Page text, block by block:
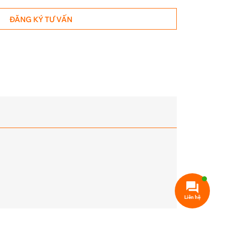
ĐĂNG KÝ TƯ VẤN
Liên hệ